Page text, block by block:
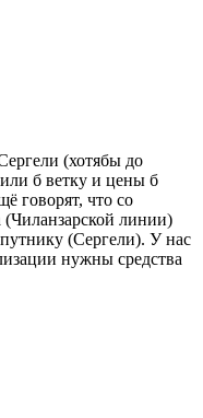
(хотябы до
б ветку и цены б
говорят, что со
линии)
(Сергели). У нас
нужны средства